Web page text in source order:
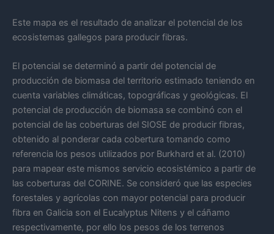
Este mapa es el resultado de analizar el potencial de los
ecosistemas gallegos para producir fibras.
El potencial se determinó a partir del potencial de
producción de biomasa del territorio estimado teniendo en
cuenta variables climáticas, topográficas y geológicas. El
potencial de producción de biomasa se combinó con el
potencial de las coberturas del SIOSE de producir fibras,
obtenido al ponderar cada cobertura tomando como
referencia los pesos utilizados por Burkhard et al. (2010)
para mapear este mismos servicio ecosistémico a partir de
las coberturas del CORINE. Se consideró que las especies
forestales y agrícolas con mayor potencial para producir
fibra en Galicia son el Eucalyptus Nitens y el cáñamo
respectivamente, por ello los pesos de los terrenos